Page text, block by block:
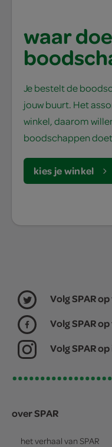
waar
Je bestelt de
jouw buurt. Het
winkel, daarom
boodschappen
kies je winkel
Volg SPAR
Volg SPAR
Volg SPAR
over SPAR
het verhaal van SPAR